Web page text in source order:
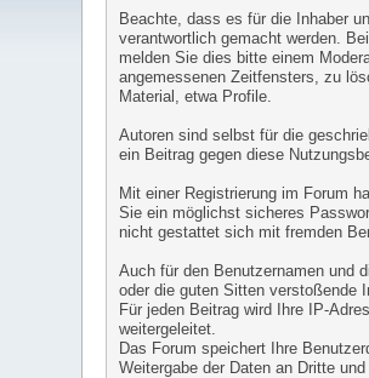
Beachte, dass es für die Inhaber
verantwortlich gemacht werden.
melden Sie dies bitte einem
angemessenen Zeitfensters, zu
Material, etwa Profile.
Autoren sind selbst für die
ein Beitrag gegen diese
Mit einer Registrierung im Forum
Sie ein möglichst sicheres
nicht gestattet sich mit fremden
Auch für den Benutzernamen und
oder die guten Sitten verstoßende
Für jeden Beitrag wird Ihre IP-
weitergeleitet.
Das Forum speichert Ihre
Weitergabe der Daten an Dritte